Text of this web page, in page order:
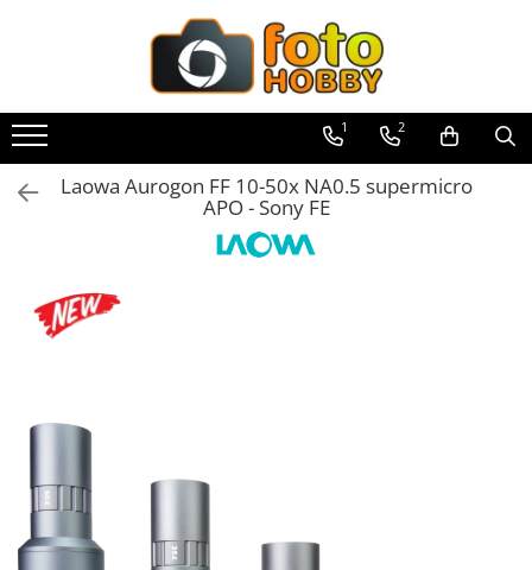
Aparate Foto
Aparate Foto Mirrorless
Aparate Foto DSLR
Aparate foto pe film
Cursuri foto
Huse si tocuri protectie obiective
Obiective Cinematice
Parasolare
1 2
Laowa Aurogon FF 10-50x NA0.5 supermicro
APO - Sony FE